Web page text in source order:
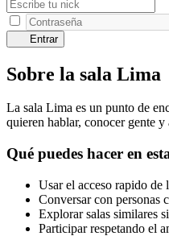
Entrar
Sobre la sala Lima
La sala Lima es un punto de
quieren hablar, conocer gente
Qué puedes hacer en
Usar el acceso rapido de
Conversar con personas
Explorar salas similares
Participar respetando el